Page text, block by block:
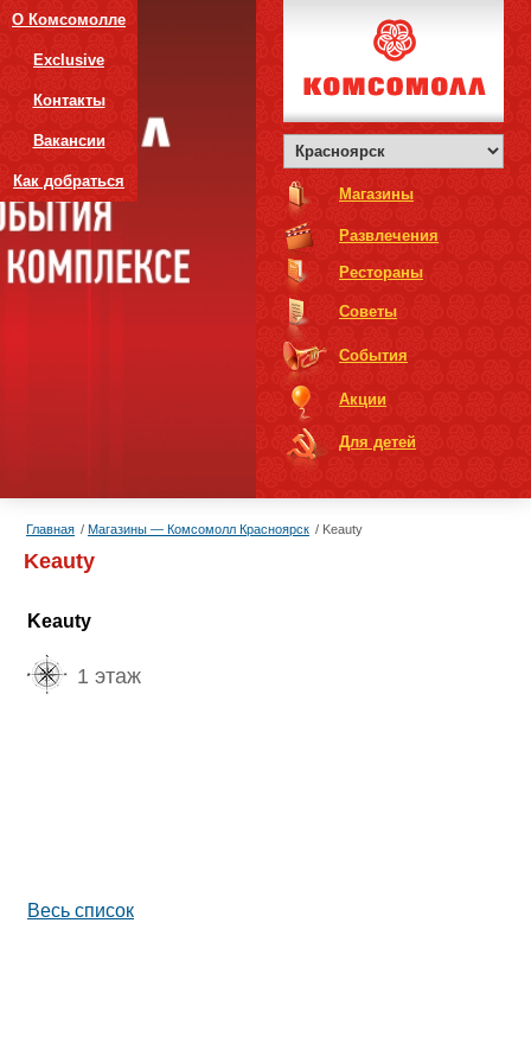
О Комсомолле
Exclusive
Контакты
Вакансии
Как добраться
Магазины
Развлечения
Рестораны
Советы
События
Акции
Для детей
Главная Магазины — Комсомолл Красноярск Keauty
Keauty
Keauty
1 этаж
Весь список